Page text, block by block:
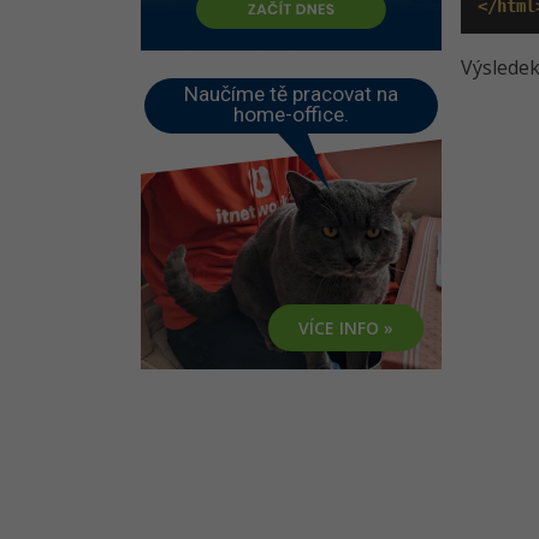
Naučíme tě pracovat na
home-office.
VÍCE INFO »
</